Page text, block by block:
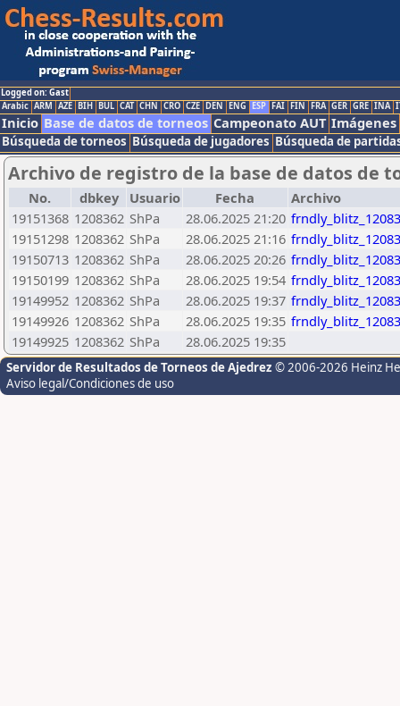
Logged on: Gast
Arabic ARM AZE BIH BUL CAT CHN CRO CZE DEN ENG ESP FAI FIN FRA GER GRE INA
Inicio Base de datos de torneos Campeonato AUT Imágenes
Búsqueda de torneos Búsqueda de jugadores Búsqueda de
Archivo de registro de la base de datos de
No. dbkey Usuario Fecha
Archivo
19151368 1208362 ShPa 28.06.2025 21:20
19151298 1208362 ShPa 28.06.2025 21:16
19150713 1208362 ShPa 28.06.2025 20:26
19150199 1208362 ShPa 28.06.2025 19:54
19149952 1208362 ShPa 28.06.2025 19:37
19149926 1208362 ShPa 28.06.2025 19:35
19149925 1208362 ShPa 28.06.2025 19:35
Servidor de Resultados de Torneos de Ajedrez © 2006-2026 Heinz
Aviso legal/Condiciones de uso